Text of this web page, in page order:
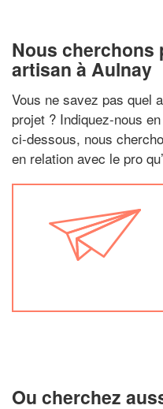
Nous cherchons
artisan à Aulnay
Vous ne savez pas quel
projet ? Indiquez-nous
ci-dessous, nous
en relation avec le pro
Ou cherchez